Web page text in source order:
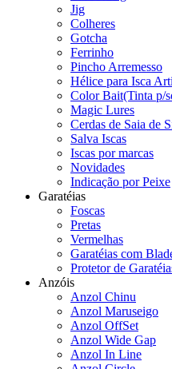
Jig
Colheres
Gotcha
Ferrinho
Pincho Arremesso
Hélice para Isca
Color Bait(Tinta p/
Magic Lures
Cerdas de Saia de
Salva Iscas
Iscas por marcas
Novidades
Indicação por Peixe
Garatéias
Foscas
Pretas
Vermelhas
Garatéias com
Protetor de
Anzóis
Anzol Chinu
Anzol Maruseigo
Anzol OffSet
Anzol Wide Gap
Anzol In Line